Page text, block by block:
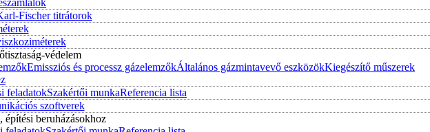
Fischer titrátorok
védelem
Emissziós és processz gázelemzőkÁltalános gázmintavevő eszközökKiegészítő műszerek
feladatokSzakértői munkaReferencia lista
szoftverek
beruházásokhoz